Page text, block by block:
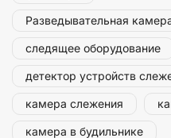
Разведывательная
следящее оборудование
детектор устройств
камера слежения
камера в будильнике